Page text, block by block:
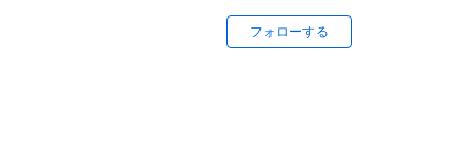
フォローする